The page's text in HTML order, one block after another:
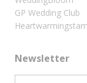
GP Wedding Club
Newsletter